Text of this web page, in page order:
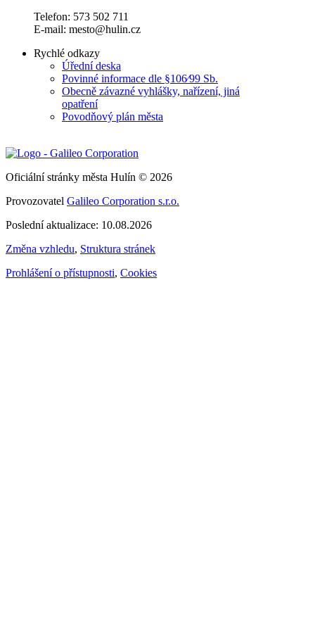
Telefon: 573 502 711
E-mail: mesto@hulin.cz
Rychlé odkazy
Úřední deska
Povinné informace dle §106⁄99 Sb.
Obecně závazné vyhlášky, nařízení, jiná
opatření
Povodňový plán města
Oficiální stránky města Hulín © 2026
Provozovatel Galileo Corporation s.r.o.
Poslední aktualizace: 10.08.2026
Změna vzhledu, Struktura stránek
Prohlášení o přístupnosti, Cookies